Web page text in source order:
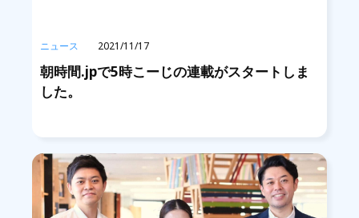
ニュース 2021/11/17
朝時間.jpで5時こーじの連載がスタートしま
した。